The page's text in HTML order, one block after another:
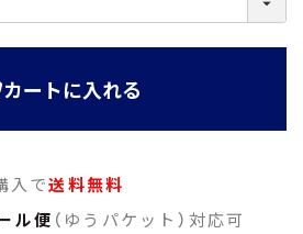
カートに入れる
入で送料無料
ル便 （ゆうパケット）対応可